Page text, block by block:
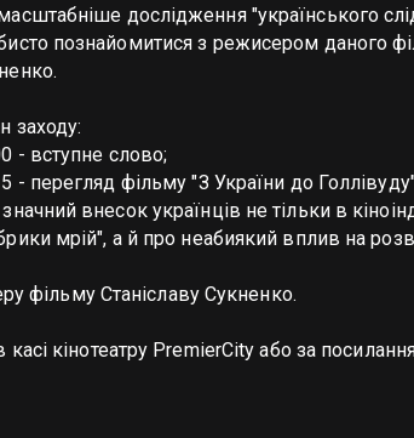
дослідження "українського
познайомитися з режисером даного
заходу:
- вступне слово;
- перегляд фільму "З України до
внесок українців не тільки в
мрій", а й про неабиякий вплив на
фільму Станіславу Сукненко.